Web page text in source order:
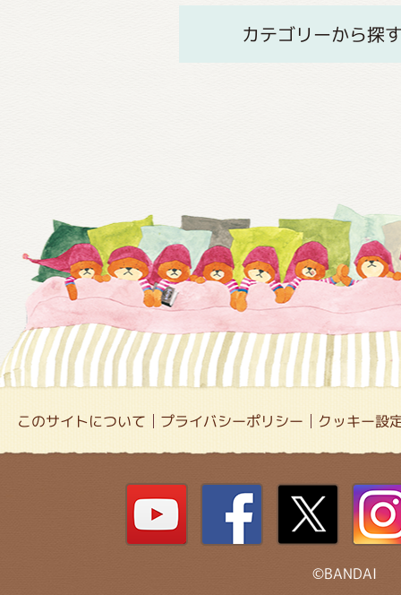
カテゴリーから探
このサイトについて プライバシーポリシー クッキー設
©BANDAI